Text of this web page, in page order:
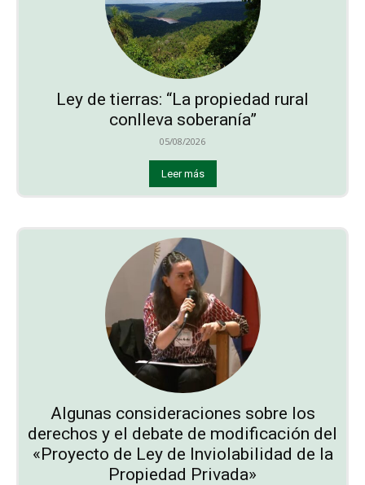
Ley de tierras: “La propiedad rural
conlleva soberanía”
05/08/2026
Leer más
Algunas consideraciones sobre los
derechos y el debate de modificación del
«Proyecto de Ley de Inviolabilidad de la
Propiedad Privada»